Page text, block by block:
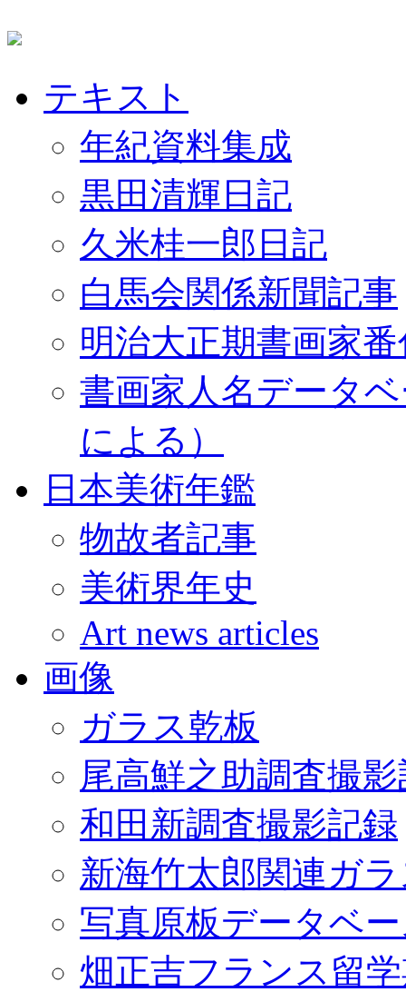
テキスト
年紀資料集成
黒田清輝日記
久米桂一郎日記
白馬会関係新聞記事
明治大正期書画家
書画家人名データ
による）
日本美術年鑑
物故者記事
美術界年史
Art news articles
画像
ガラス乾板
尾高鮮之助調査撮
和田新調査撮影記録
新海竹太郎関連ガ
写真原板データベ
畑正吉フランス留